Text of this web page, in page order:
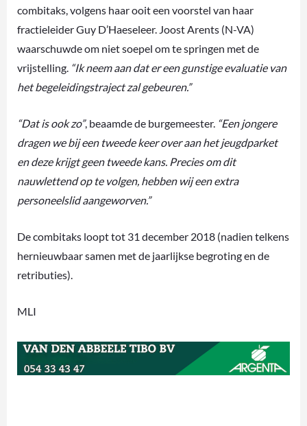
combitaks, volgens haar ooit een voorstel van haar
fractieleider Guy D’Haeseleer. Joost Arents (N-VA)
waarschuwde om niet soepel om te springen met de
vrijstelling. “Ik neem aan dat er een gunstige evaluatie van
het begeleidingstraject zal gebeuren.”
“Dat is ook zo”, beaamde de burgemeester. “Een jongere
dragen we bij een tweede keer over aan het jeugdparket
en deze krijgt geen tweede kans. Precies om dit
nauwlettend op te volgen, hebben wij een extra
personeelslid aangeworven.”
De combitaks loopt tot 31 december 2018 (nadien telkens
hernieuwbaar samen met de jaarlijkse begroting en de
retributies).
MLI